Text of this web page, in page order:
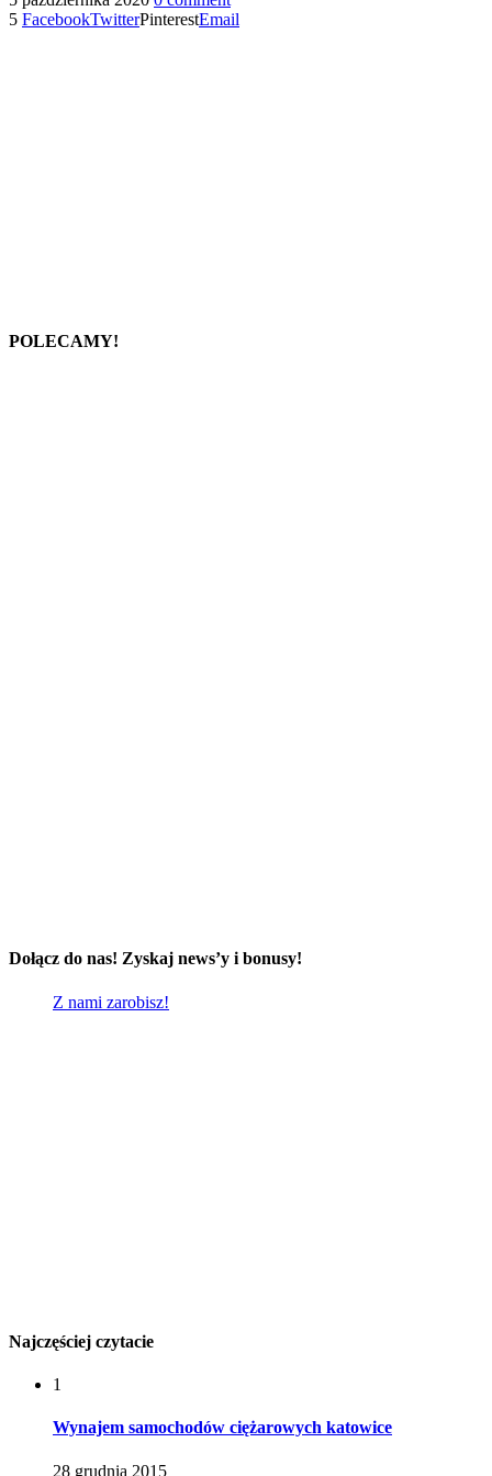
5 FacebookTwitterPinterestEmail
POLECAMY!
Dołącz do nas! Zyskaj news’y i bonusy!
Z nami zarobisz!
Najczęściej czytacie
1
Wynajem samochodów ciężarowych katowice
28 grudnia 2015